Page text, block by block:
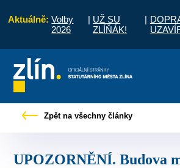
Aktuálně: Volby
2026
| UŽ SU
ZLÍŇÁK!
|
vyřídit Potřebuji zaplatit
Zpět na všechny články
UPOZORNĚNÍ. Budova magistrátu na